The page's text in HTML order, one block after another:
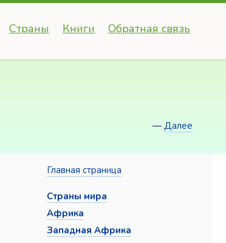
Страны Книги Обратная связь
— Далее
Главная страница
Страны мира
Африка
Западная Африка